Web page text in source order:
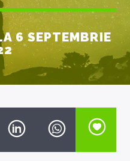
6 SEPTEMBRIE